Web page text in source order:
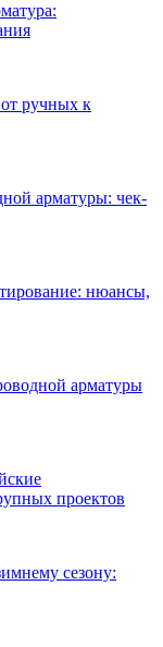
ручных к
арматуры: чек-
нюансы,
арматуры
проектов
сезону: